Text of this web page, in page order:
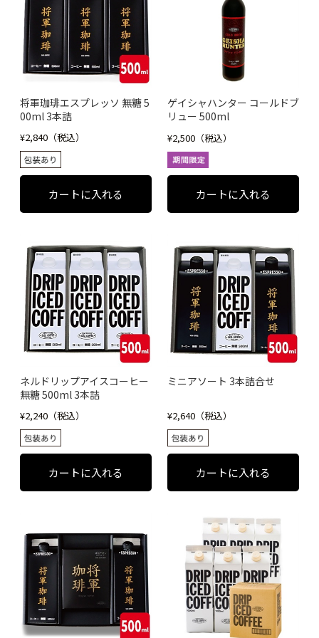
将軍珈琲エスプレッソ 無糖 5
00ml 3本詰
¥2,840（税込）
ゲイシャハンター コールドブ
リュー 500ml
¥2,500（税込）
ネルドリップアイスコーヒー
無糖 500ml 3本詰
¥2,240（税込）
ミニアソート 3本詰合せ
¥2,640（税込）